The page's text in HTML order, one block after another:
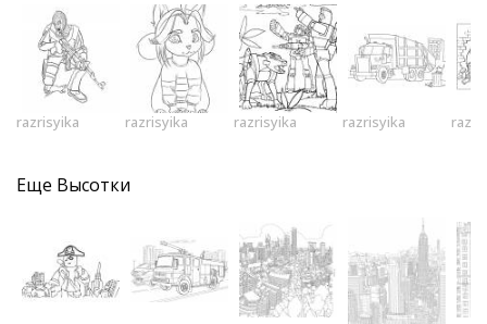
razrisyika razrisyika razrisyika razrisyika
Еще Высотки